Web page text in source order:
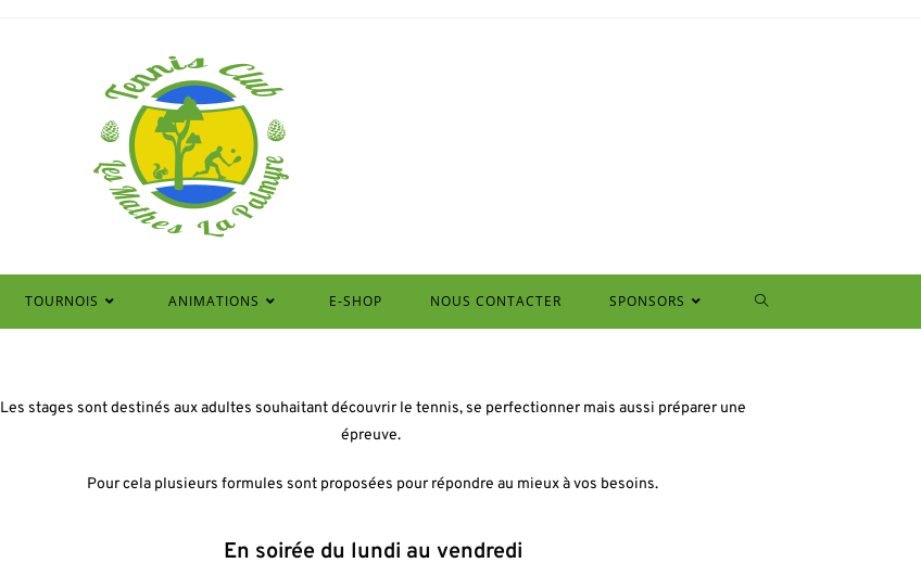
TOURNOIS ANIMATIONS E-SHOP NOUS CONTACTER SPONSORS
Les stages sont destinés aux adultes souhaitant découvrir le tennis, se perfectionner mais aussi préparer une
épreuve.
Pour cela plusieurs formules sont proposées pour répondre au mieux à vos besoins.
En soirée du lundi au vendredi